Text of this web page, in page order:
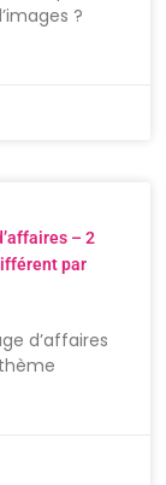
?
– 2
par
d’affaires